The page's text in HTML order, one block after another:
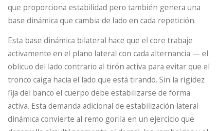
que proporciona estabilidad pero también genera una
base dinámica que cambia de lado en cada repetición.
Esta base dinámica bilateral hace que el core trabaje
activamente en el plano lateral con cada alternancia — el
oblicuo del lado contrario al tirón activa para evitar que el
tronco caiga hacia el lado que está tirando. Sin la rigidez
fija del banco el cuerpo debe estabilizarse de forma
activa. Esta demanda adicional de estabilización lateral
dinámica convierte al remo gorila en un ejercicio que